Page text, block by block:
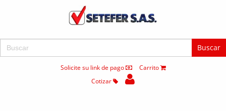
Buscar:
Solicite su link de pago
Carrito
Cotizar